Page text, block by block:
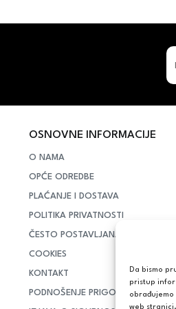
Da bismo
pristup
web
OSNOVNE INFORMACIJE
O NAMA
OPĆE ODREDBE
PLAĆANJE I DOSTAVA
POLITIKA PRIVATNOSTI
ČESTO POSTAVLJANA PITANJA
COOKIES
KONTAKT
PODNOŠENJE PRIGOVORA